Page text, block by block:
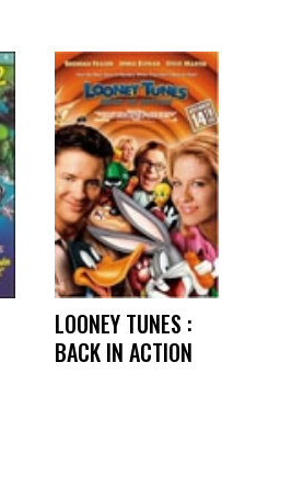
LOONEY TUNES :
BACK IN ACTION